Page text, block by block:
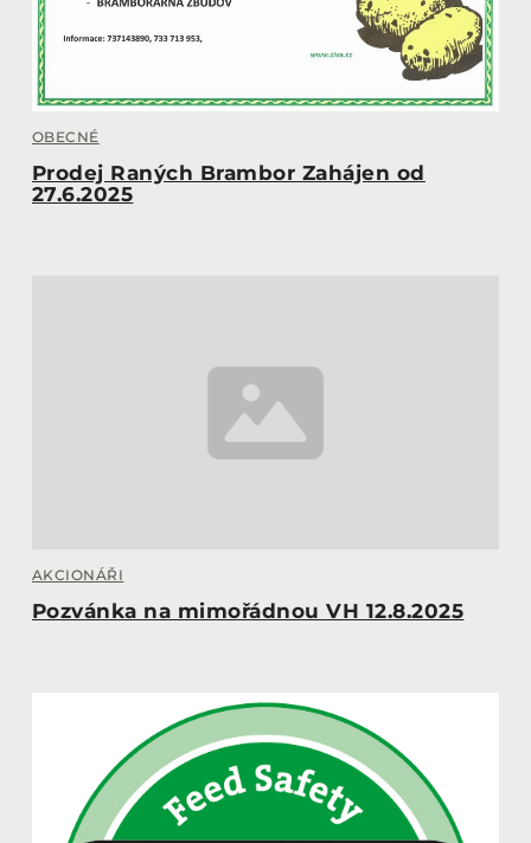
OBECNÉ
Prodej Raných Brambor Zahájen od
27.6.2025
AKCIONÁŘI
Pozvánka na mimořádnou VH 12.8.2025